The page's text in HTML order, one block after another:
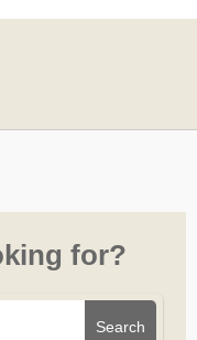
for?
Search